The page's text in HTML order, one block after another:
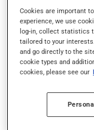
secondaires),
il peut
il peut
il peut donner
il peut
il peut
Cookies are important
experience, we use
log-in, collect statistics
tailored to your
and go directly to the
cookie types and
cookies, please see our